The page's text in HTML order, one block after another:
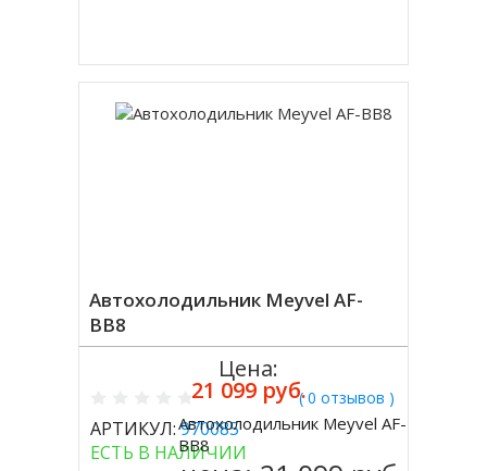
Автохолодильник Meyvel AF-
BB8
( 0 отзывов )
АРТИКУЛ:970085
ЕСТЬ В НАЛИЧИИ
Цена:
21 099 руб.
Купить
Автохолодильник Meyvel AF-
BB8